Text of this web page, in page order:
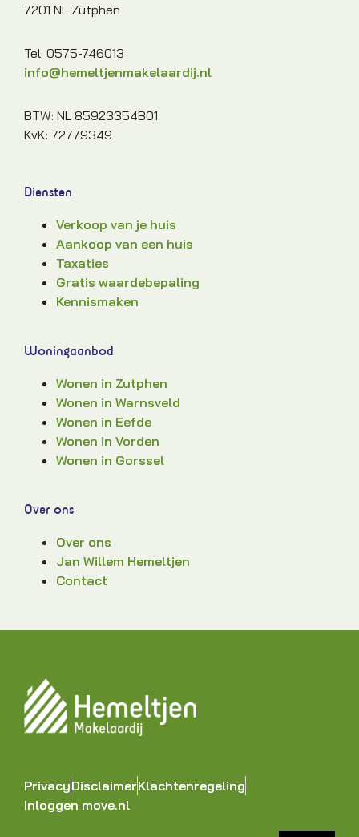
7201 NL Zutphen
Tel: 0575-746013
info@hemeltjenmakelaardij.nl
BTW: NL 85923354B01
KvK: 72779349
Diensten
Verkoop van je huis
Aankoop van een huis
Taxaties
Gratis waardebepaling
Kennismaken
Woningaanbod
Wonen in Zutphen
Wonen in Warnsveld
Wonen in Eefde
Wonen in Vorden
Wonen in Gorssel
Over ons
Over ons
Jan Willem Hemeltjen
Contact
PrivacyDisclaimerKlachtenregeling
Inloggen move.nl